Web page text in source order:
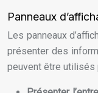
Panneaux
Les panneaux
présenter des
peuvent être utilisés